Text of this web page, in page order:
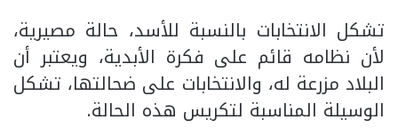
تشكل الانتخابات بالنسبة للأسد، حالة مصيرية،
لأن نظامه قائم على فكرة الأبدية، ويعتبر أن
البلاد مزرعة له، والانتخابات على ضحالتها، تشكل
الوسيلة المناسبة لتكريس هذه الحالة.